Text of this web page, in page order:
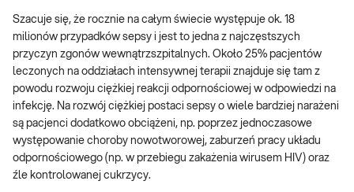
Szacuje się, że rocznie na całym świecie występuje ok. 18
milionów przypadków sepsy i jest to jedna z najczęstszych
przyczyn zgonów wewnątrzszpitalnych. Około 25% pacjentów
leczonych na oddziałach intensywnej terapii znajduje się tam z
powodu rozwoju ciężkiej reakcji odpornościowej w odpowiedzi na
infekcję. Na rozwój ciężkiej postaci sepsy o wiele bardziej narażeni
są pacjenci dodatkowo obciążeni, np. poprzez jednoczasowe
występowanie choroby nowotworowej, zaburzeń pracy układu
odpornościowego (np. w przebiegu zakażenia wirusem HIV) oraz
źle kontrolowanej cukrzycy.